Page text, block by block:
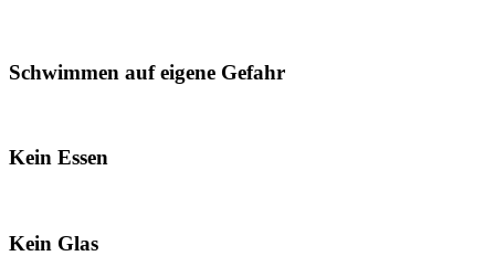
Schwimmen auf eigene Gefahr
Kein Essen
Kein Glas